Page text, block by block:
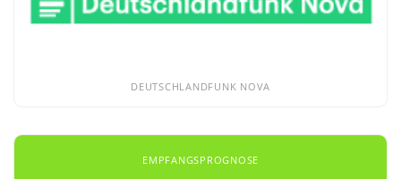
DEUTSCHLANDFUNK NOVA
EMPFANGSPROGNOSE